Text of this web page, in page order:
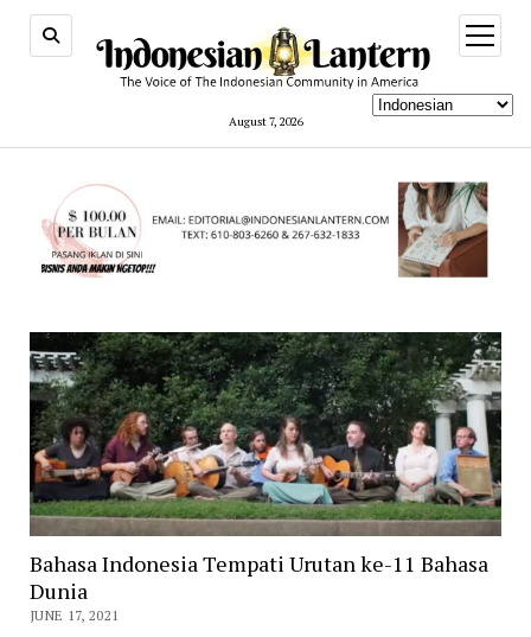
August 7, 2026
open
menu
Bahasa Indonesia Tempati Urutan ke-11 Bahasa
Dunia
JUNE 17, 2021